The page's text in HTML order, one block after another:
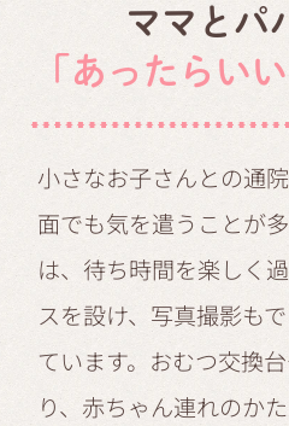
ママとパ
「あったらいい
小さなお子さんとの通
面でも気を遣うことが
は、待ち時間を楽しく
スを設け、写真撮影も
ています。おむつ交換
り、赤ちゃん連れのか